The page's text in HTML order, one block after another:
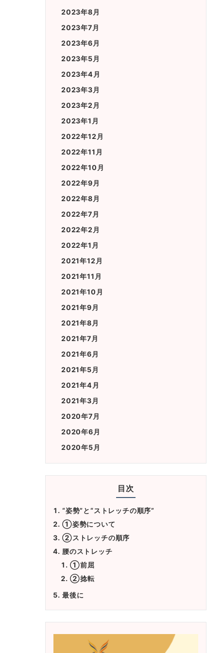
2023年8月
2023年7月
2023年6月
2023年5月
2023年4月
2023年3月
2023年2月
2023年1月
2022年12月
2022年11月
2022年10月
2022年9月
2022年8月
2022年7月
2022年2月
2022年1月
2021年12月
2021年11月
2021年10月
2021年9月
2021年8月
2021年7月
2021年6月
2021年5月
2021年4月
2021年3月
2020年7月
2020年6月
2020年5月
目次
“姿勢”と“ストレッチの順序”
①姿勢について
②ストレッチの順序
腰のストレッチ
①前屈
②捻転
最後に